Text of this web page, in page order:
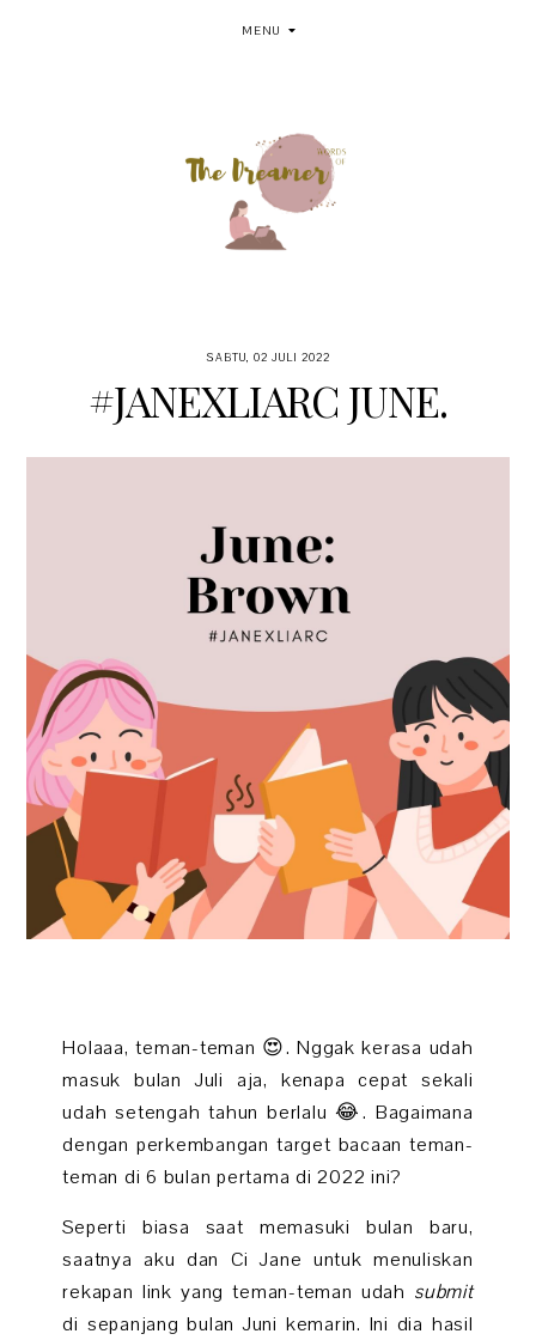
MENU
SABTU, 02 JULI 2022
#JANEXLIARC JUNE.
Holaaa, teman-teman 😍. Nggak kerasa udah
masuk bulan Juli aja, kenapa cepat sekali
udah setengah tahun berlalu 😂. Bagaimana
dengan perkembangan target bacaan teman-
teman di 6 bulan pertama di 2022 ini?
Seperti biasa saat memasuki bulan baru,
saatnya aku dan Ci Jane untuk menuliskan
rekapan link yang teman-teman udah submit
di sepanjang bulan Juni kemarin. Ini dia hasil